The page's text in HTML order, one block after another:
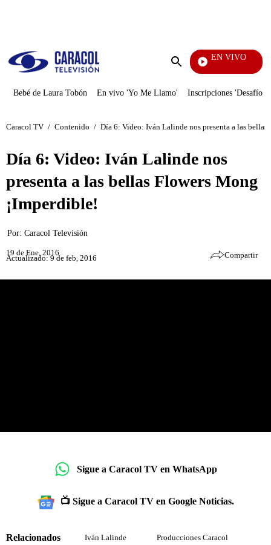
Enviar
EN VIVO
EFÉ
Bebé de Laura Tobón En vivo 'Yo Me Llamo' Inscripciones 'Desafío'
Caracol TV / Contenido / Día 6: Video: Iván Lalinde nos presenta a las
Día 6: Video: Iván Lalinde nos
presenta a las bellas Flowers Mong
¡Imperdible!
Por: Caracol Televisión
19 de Ene, 2016
Actualizado: 9 de feb, 2016 Compartir
Sigue a Caracol TV en WhatsApp
📺 Sigue a Caracol TV en Google Noticias.
Relacionados Iván Lalinde Producciones Caracol